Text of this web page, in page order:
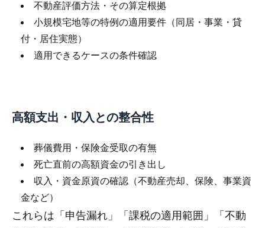
不動産評価方法・その算定根拠
小規模宅地等の特例の適用要件（同居・事業・貸
付・居住実態）
適用できるケースの条件確認
高額支出・収入との整合性
葬儀費用・保険金受取の有無
死亡直前の高額資金の引き出し
収入・資金原資の確認（不動産売却、保険、事業資
金など）
これらは「申告漏れ」「課税の適用範囲」「不動